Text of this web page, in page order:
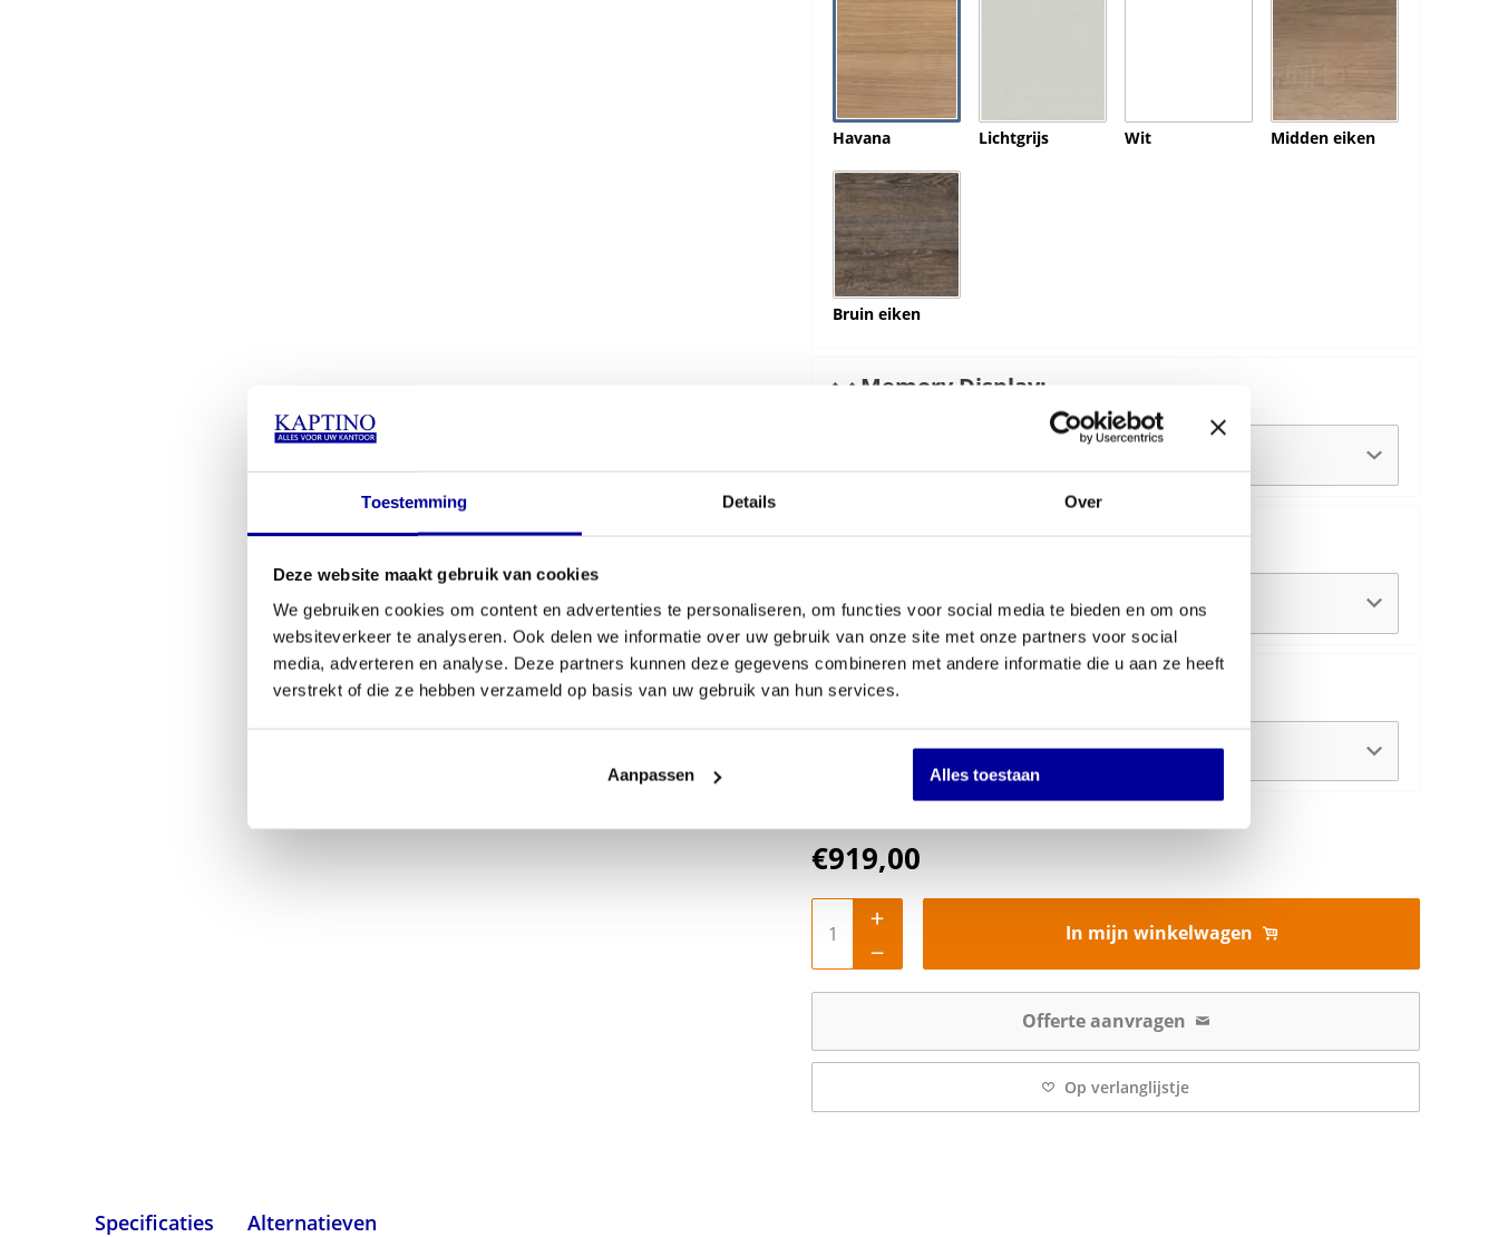
Toestemming Details Over
Deze website maakt gebruik van cookies
We gebruiken cookies om content en advertenties te personaliseren, om functies voor social media te bieden en om ons
websiteverkeer te analyseren. Ook delen we informatie over uw gebruik van onze site met onze partners voor social
media, adverteren en analyse. Deze partners kunnen deze gegevens combineren met andere informatie die u aan ze heeft
verstrekt of die ze hebben verzameld op basis van uw gebruik van hun services.
Aanpassen Alles toestaan
Havana Lichtgrijs Wit Midden eiken
Bruin eiken
Memory Display:
Optie montage:
Afmeting bureaublad:
€919,00
In mijn winkelwagen
Offerte aanvragen
Op verlanglijstje
Specificaties Alternatieven